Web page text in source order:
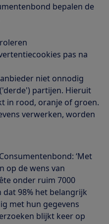
bepalen de
pas na
niet onnodig
partijen. Hieruit
in rood, oranje of groen.
verwerken, worden
‘Met
op de wens van
onder ruim 7000
98% het belangrijk
met hun gegevens
blijkt keer op